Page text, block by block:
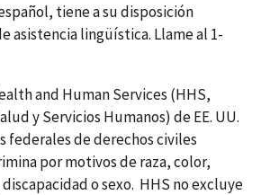
tiene a su disposición
asistencia lingüística. Llame al 1-
and Human Services (HHS,
y Servicios Humanos) de EE. UU.
federales de derechos civiles
por motivos de raza, color,
o sexo. HHS no excluye